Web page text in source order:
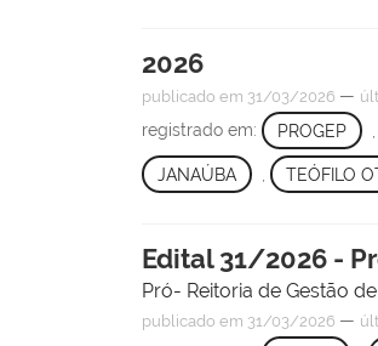
2026
publicado em 31/03/2026 —
registrado em: PROGEP
JANAÚBA TEÓFILO
Edital 31/2026 -
Pró- Reitoria de Gestão
publicado em 31/03/2026 —